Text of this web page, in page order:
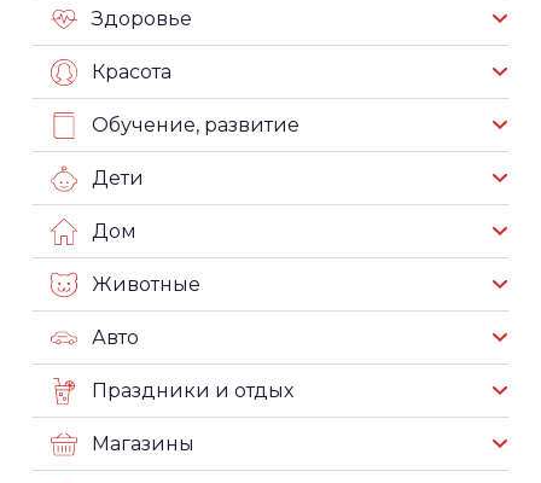
Здоровье
Красота
Обучение, развитие
Дети
Дом
Животные
Авто
Праздники и отдых
Магазины